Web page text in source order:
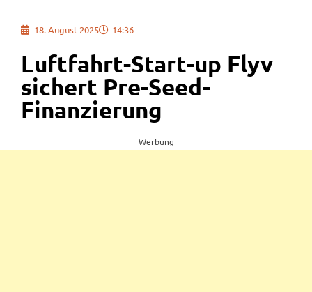
18. August 2025 14:36
Luftfahrt-Start-up Flyv
sichert Pre-Seed-
Finanzierung
Werbung